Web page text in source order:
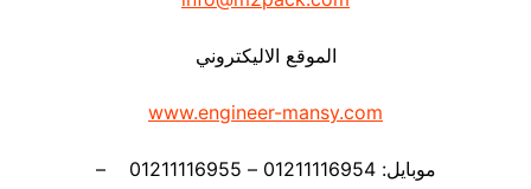
الموقع الاليكتروني
www.engineer-mansy.com
موبايل: 01211116954 – 01211116955 –